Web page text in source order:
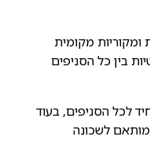
ומקוריות מקומית
בין כל הסניפים
לכל הסניפים, בעוד
לשכונה